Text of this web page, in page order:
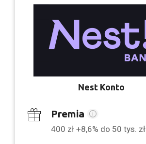
Nest Konto
Premia
400 zł +8,6% do 50 tys. zł